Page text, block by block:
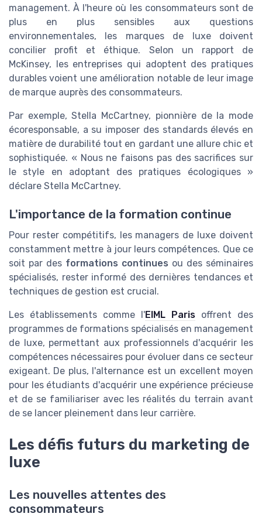
management. À l'heure où les consommateurs sont de
plus en plus sensibles aux questions
environnementales, les marques de luxe doivent
concilier profit et éthique. Selon un rapport de
McKinsey, les entreprises qui adoptent des pratiques
durables voient une amélioration notable de leur image
de marque auprès des consommateurs.
Par exemple, Stella McCartney, pionnière de la mode
écoresponsable, a su imposer des standards élevés en
matière de durabilité tout en gardant une allure chic et
sophistiquée. « Nous ne faisons pas des sacrifices sur
le style en adoptant des pratiques écologiques »
déclare Stella McCartney.
L'importance de la formation continue
Pour rester compétitifs, les managers de luxe doivent
constamment mettre à jour leurs compétences. Que ce
soit par des formations continues ou des séminaires
spécialisés, rester informé des dernières tendances et
techniques de gestion est crucial.
Les établissements comme l'EIML Paris offrent des
programmes de formations spécialisés en management
de luxe, permettant aux professionnels d'acquérir les
compétences nécessaires pour évoluer dans ce secteur
exigeant. De plus, l'alternance est un excellent moyen
pour les étudiants d'acquérir une expérience précieuse
et de se familiariser avec les réalités du terrain avant
de se lancer pleinement dans leur carrière.
Les défis futurs du marketing de
luxe
Les nouvelles attentes des
consommateurs